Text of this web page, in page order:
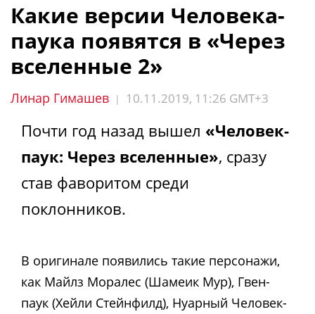
Какие версии Человека-
паука появятся в «Через
вселенные 2»
Линар Гимашев | 10.11.2019, 11:26 GMT+3
Почти год назад вышел «Человек-
паук: Через вселенные», сразу
став фаворитом среди
поклонников.
В оригинале появились такие персонажи,
как Майлз Моралес (Шамеик Мур), Гвен-
паук (Хейли Стейнфилд), Нуарный Человек-